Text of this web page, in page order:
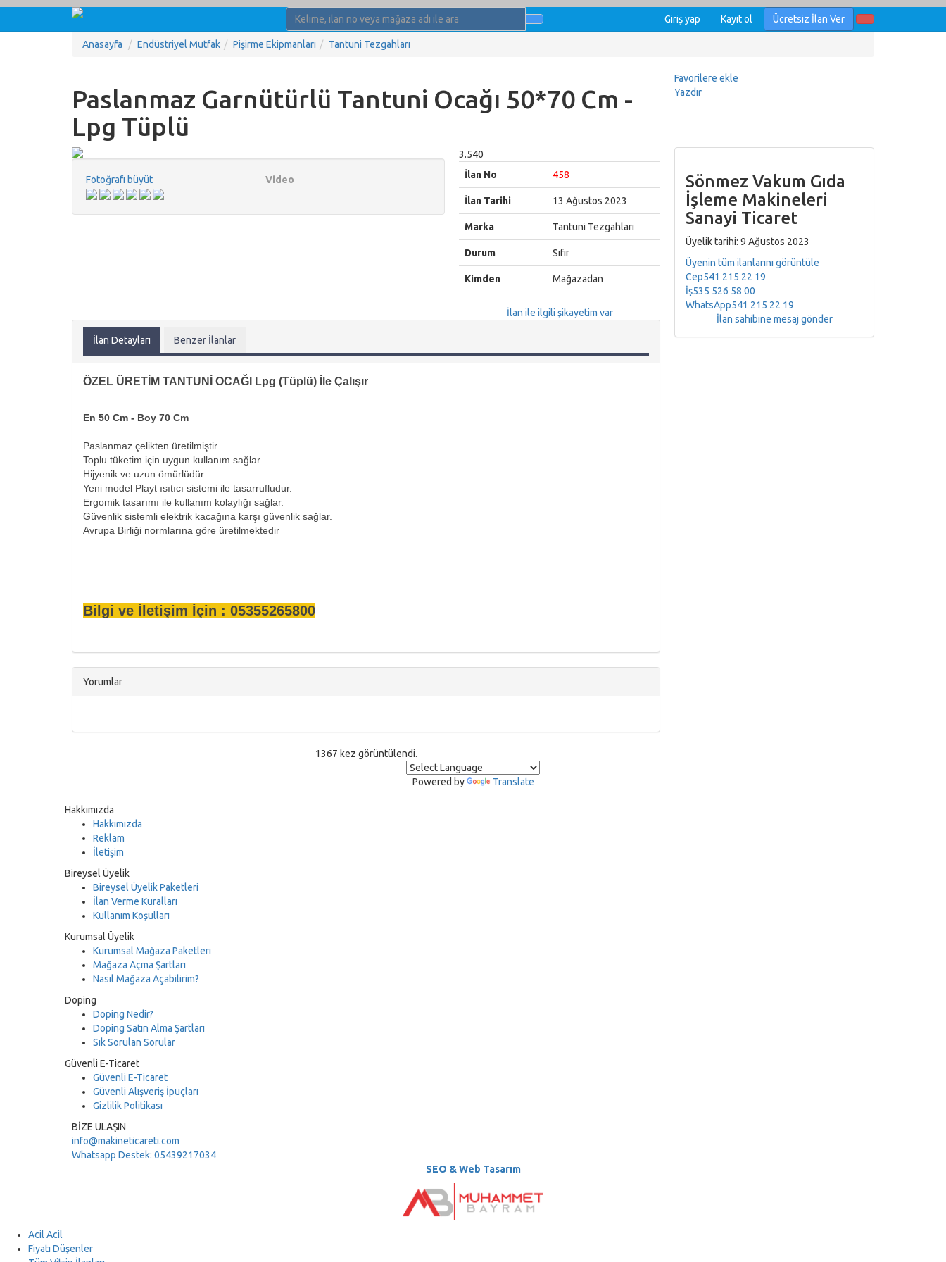
Giriş yap Kayıt ol Ücretsiz İlan Ver
Anasayfa Endüstriyel Mutfak Pişirme Ekipmanları Tantuni Tezgahları
Paslanmaz Garnütürlü Tantuni Ocağı 50*70 Cm -
Lpg Tüplü
Favorilere ekle
Yazdır
Fotoğrafı büyüt Video
3.540
İlan No
458
İlan Tarihi 13 Ağustos 2023
Marka Tantuni Tezgahları
Durum Sıfır
Kimden Mağazadan
İlan ile ilgili şikayetim var
İlan Detayları Benzer İlanlar
ÖZEL ÜRETİM TANTUNİ OCAĞI Lpg (Tüplü) İle Çalışır
En 50 Cm - Boy 70 Cm
Paslanmaz çelikten üretilmiştir.
Toplu tüketim için uygun kullanım sağlar.
Hijyenik ve uzun ömürlüdür.
Yeni model Playt ısıtıcı sistemi ile tasarrufludur.
Ergomik tasarımı ile kullanım kolaylığı sağlar.
Güvenlik sistemli elektrik kacağına karşı güvenlik sağlar.
Avrupa Birliği normlarına göre üretilmektedir
Bilgi ve İletişim İçin : 05355265800
Yorumlar
1367 kez görüntülendi.
Sönmez Vakum Gıda
İşleme Makineleri
Sanayi Ticaret
Üyelik tarihi: 9 Ağustos 2023
Üyenin tüm ilanlarını görüntüle
Cep541 215 22 19
İş535 526 58 00
WhatsApp541 215 22 19
İlan sahibine mesaj gönder
Powered by Translate
Hakkımızda
Hakkımızda
Reklam
İletişim
Bireysel Üyelik
Bireysel Üyelik Paketleri
İlan Verme Kuralları
Kullanım Koşulları
Kurumsal Üyelik
Kurumsal Mağaza Paketleri
Mağaza Açma Şartları
Nasıl Mağaza Açabilirim?
Doping
Doping Nedir?
Doping Satın Alma Şartları
Sık Sorulan Sorular
Güvenli E-Ticaret
Güvenli E-Ticaret
Güvenli Alışveriş İpuçları
Gizlilik Politikası
BİZE ULAŞIN
info@makineticareti.com
Whatsapp Destek: 05439217034
SEO & Web Tasarım
Acil Acil
Fiyatı Düşenler